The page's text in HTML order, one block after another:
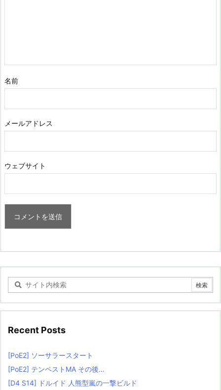
名前
メールアドレス
ウェブサイト
Recent Posts
[PoE2] ソーサラースタート
[PoE2] テンペストMA その後…
[D4 S14] ドルイド 人熊型嵐の一撃ビルド